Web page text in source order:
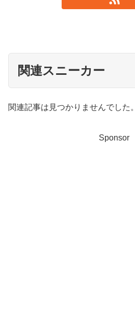
関連スニーカー
関連記事は見つかりませんでした。
Sponsor